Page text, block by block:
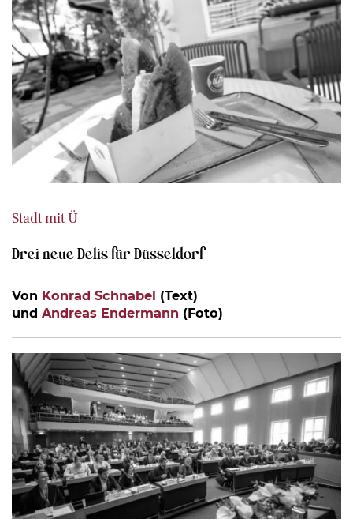
Stadt mit Ü
Drei neue Delis für Düsseldorf
Von Konrad Schnabel (Text)
und Andreas Endermann (Foto)